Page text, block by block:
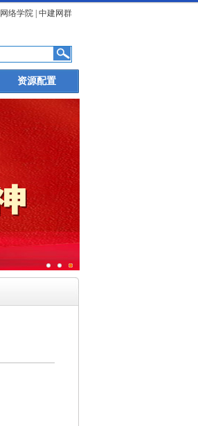
网络学院 中建网群
资源配置